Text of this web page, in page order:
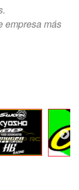
empresa más